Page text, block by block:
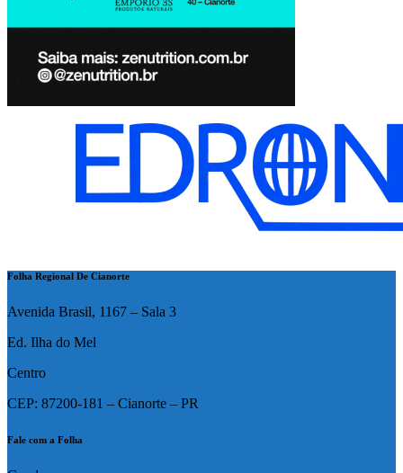
Folha Regional De Cianorte
Avenida Brasil, 1167 – Sala 3
Ed. Ilha do Mel
Centro
CEP: 87200-181 – Cianorte – PR
Fale com a Folha